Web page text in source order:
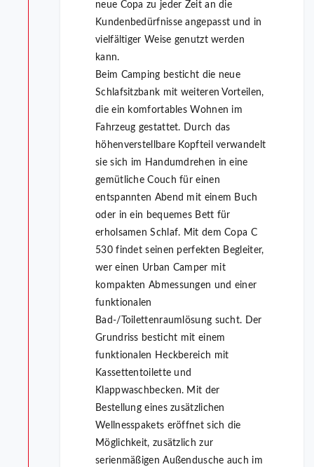
neue Copa zu jeder Zeit an die
Kundenbedürfnisse angepasst und in
vielfältiger Weise genutzt werden
kann.
Beim Camping besticht die neue
Schlafsitzbank mit weiteren Vorteilen,
die ein komfortables Wohnen im
Fahrzeug gestattet. Durch das
höhenverstellbare Kopfteil verwandelt
sie sich im Handumdrehen in eine
gemütliche Couch für einen
entspannten Abend mit einem Buch
oder in ein bequemes Bett für
erholsamen Schlaf. Mit dem Copa C
530 findet seinen perfekten Begleiter,
wer einen Urban Camper mit
kompakten Abmessungen und einer
funktionalen
Bad-/Toilettenraumlösung sucht. Der
Grundriss besticht mit einem
funktionalen Heckbereich mit
Kassettentoilette und
Klappwaschbecken. Mit der
Bestellung eines zusätzlichen
Wellnesspakets eröffnet sich die
Möglichkeit, zusätzlich zur
serienmäßigen Außendusche auch im